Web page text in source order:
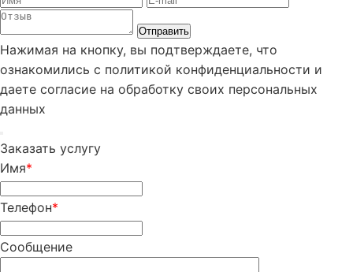
Отправить
Нажимая на кнопку, вы подтверждаете, что
ознакомились с политикой конфиденциальности и
даете согласие на обработку своих персональных
данных
Заказать услугу
Имя*
Телефон*
Сообщение